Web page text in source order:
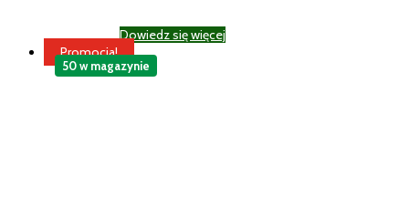
19,99zł
Dowiedz się więcej
Promocja!
50 w magazynie